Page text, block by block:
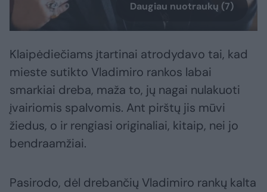
Daugiau nuotraukų (7)
Klaipėdiečiams įtartinai atrodydavo tai, kad
mieste sutikto Vladimiro rankos labai
smarkiai dreba, maža to, jų nagai nulakuoti
įvairiomis spalvomis. Ant pirštų jis mūvi
žiedus, o ir rengiasi originaliai, kitaip, nei jo
bendraamžiai.
Pasirodo, dėl drebančių Vladimiro rankų kalta